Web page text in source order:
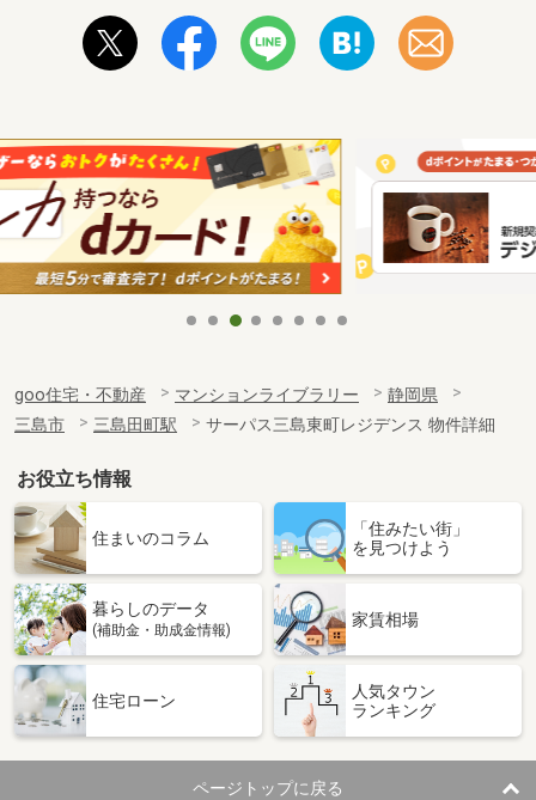
goo住宅・不動産 マンションライブラリー
静岡県
三島市
三島田町駅 サーパス三島東町レジデンス 物件詳細
お役立ち情報
住まいのコラム
「住みたい街」
を見つけよう
暮らしのデータ
(補助金・助成金情報)
家賃相場
住宅ローン
人気タウン
ランキング
ページトップに戻る